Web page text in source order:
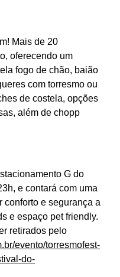
Mais de 20
oferecendo um
fogo de chão, baião
com torresmo ou
de costela, opções
além de chopp
G do
e contará com uma
conforto e segurança a
e espaço pet friendly.
retirados pelo
br/evento/torresmofest-
do-